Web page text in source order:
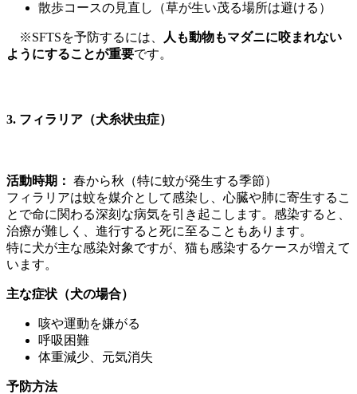
散歩コースの見直し（草が生い茂る場所は避ける）
※SFTSを予防するには、
人も動物もマダニに咬まれない
ようにすることが重要です。
3. フィラリア（犬糸状虫症）
活動時期： 春から秋（特に蚊が発生する季節）
フィラリアは蚊を媒介として感染し、心臓や肺に寄生するこ
とで命に関わる深刻な病気を引き起こします。感染すると、
治療が難しく、進行すると死に至ることもあります。
特に犬が主な感染対象ですが、猫も感染するケースが増えて
います。
主な症状（犬の場合）
咳や運動を嫌がる
呼吸困難
体重減少、元気消失
予防方法